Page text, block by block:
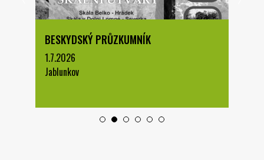
BESKYDSKÝ PRŮZKUMNÍK
1.7.2026
Jablunkov